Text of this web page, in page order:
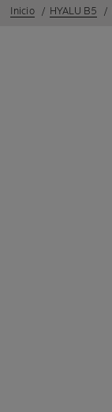
Inicio HYALU B5